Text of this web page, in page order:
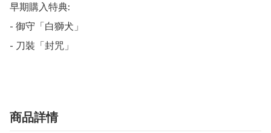
早期購入特典:
- 御守「白獅犬」
- 刀裝「封咒」
商品詳情